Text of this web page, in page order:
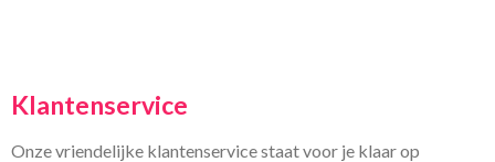
Klantenservice
Onze vriendelijke klantenservice staat voor je klaar op